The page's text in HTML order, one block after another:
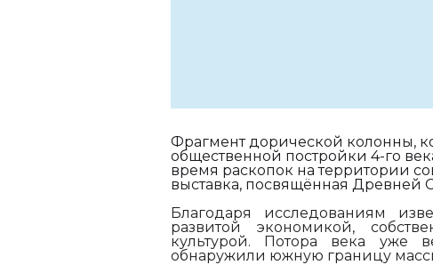
Фрагмент дорической колонны,
общественной постройки 4-го
время раскопок на территории
выставка, посвящённая Древней
Благодаря исследованиям
развитой экономикой,
культурой. Потора века уже
обнаружили южную границу